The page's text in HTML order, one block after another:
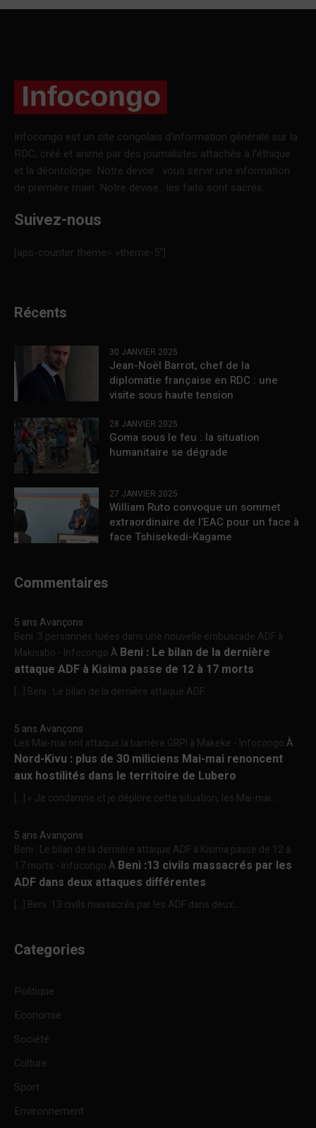
Infocongo est un site congolais d’information générale sur la
RDC, créé et animé par des journalistes attachés à l’éthique
et la déontologie. Notre devoir : vous servir une information
de première main. Notre devise : les faits sont sacrés.
Suivez-nous
[aps-counter theme= »theme-5″]
Récents
30 JANVIER 2025
Jean-Noël Barrot, chef de la
diplomatie française en RDC : une
visite sous haute tension
28 JANVIER 2025
Goma sous le feu : la situation
humanitaire se dégrade
27 JANVIER 2025
William Ruto convoque un sommet
extraordinaire de l’EAC pour un face à
face Tshisekedi-Kagame
Commentaires
5 ans Avançons
Beni :3 personnes tuées dans une nouvelle embuscade ADF à
Makisabo - InfocongoÀ Beni : Le bilan de la dernière
attaque ADF à Kisima passe de 12 à 17 morts
[…] Beni : Le bilan de la dernière attaque ADF...
5 ans Avançons
Les Mai-mai ont attaqué la barrière GRPI à Makeke - InfocongoÀ
Nord-Kivu : plus de 30 miliciens Mai-mai renoncent
aux hostilités dans le territoire de Lubero
[…] « Je condamne et je déplore cette situation, les Mai-mai...
5 ans Avançons
Beni : Le bilan de la dernière attaque ADF à Kisima passe de 12 à
17 morts - InfocongoÀ Beni :13 civils massacrés par les
ADF dans deux attaques différentes
[…] Beni :13 civils massacrés par les ADF dans deux...
Categories
Politique
Economie
Société
Culture
Sport
Environnement